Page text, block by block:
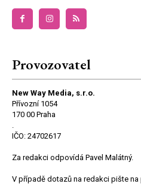
Provozovatel
New Way Media, s.r.o.
Přívozní 1054
170 00 Praha
.
IČO: 24702617
Za redakci odpovídá Pavel Malátný.
V případě dotazů na redakci pište